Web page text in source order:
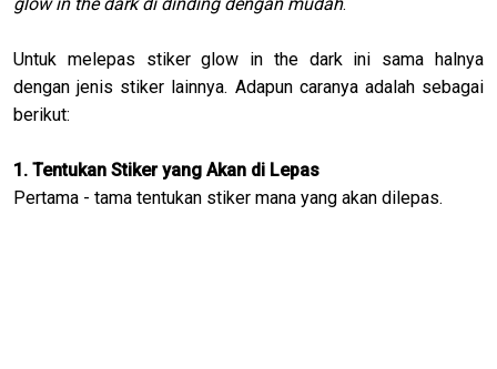
Untuk melepas stiker glow in the dark ini sama halnya
dengan jenis stiker lainnya. Adapun caranya adalah sebagai
berikut:
1. Tentukan Stiker yang Akan di Lepas
Pertama - tama tentukan stiker mana yang akan dilepas.